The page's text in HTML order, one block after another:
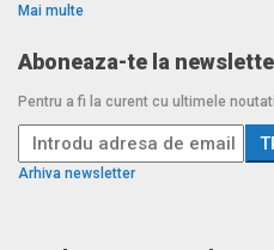
Mai multe
Aboneaza-te la
Pentru a fi la curent cu ultimele
Arhiva newsletter